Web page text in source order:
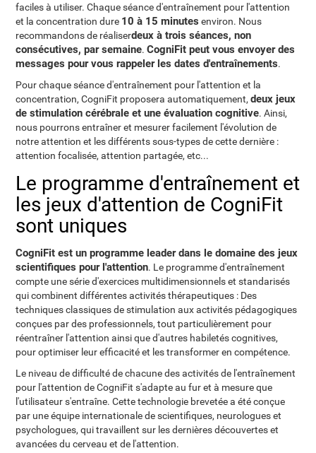
faciles à utiliser. Chaque séance d'entraînement pour l'attention
et la concentration dure 10 à 15 minutes environ. Nous
recommandons de réaliserdeux à trois séances, non
consécutives, par semaine.CogniFit peut vous envoyer des
messages pour vous rappeler les dates d'entraînements.
Pour chaque séance d'entraînement pour l'attention et la
concentration, CogniFit proposera automatiquement,deux jeux
de stimulation cérébrale et une évaluation cognitive. Ainsi,
nous pourrons entraîner et mesurer facilement l'évolution de
notre attention et les différents sous-types de cette dernière :
attention focalisée, attention partagée, etc...
Le programme d'entraînement et
les jeux d'attention de CogniFit
sont uniques
CogniFit est un programme leader dans le domaine des jeux
scientifiques pour l'attention. Le programme d'entraînement
compte une série d'exercices multidimensionnels et standarisés
qui combinent différentes activités thérapeutiques : Des
techniques classiques de stimulation aux activités pédagogiques
conçues par des professionnels, tout particulièrement pour
réentraîner l'attention ainsi que d'autres habiletés cognitives,
pour optimiser leur efficacité et les transformer en compétence.
Le niveau de difficulté de chacune des activités de l'entraînement
pour l'attention de CogniFit s'adapte au fur et à mesure que
l'utilisateur s'entraîne. Cette technologie brevetée a été conçue
par une équipe internationale de scientifiques, neurologues et
psychologues, qui travaillent sur les dernières découvertes et
avancées du cerveau et de l'attention.